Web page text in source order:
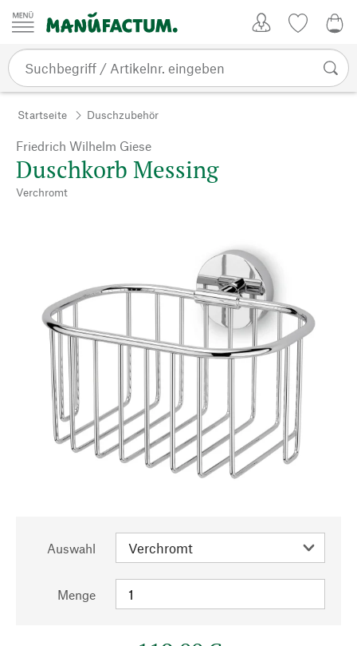
Zum Inhalt springen
Startseite Duschzubehör
Friedrich Wilhelm Giese
Duschkorb Messing
Verchromt
Auswahl
Menge